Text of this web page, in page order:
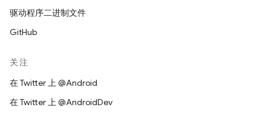
驱动程序二进制文件
GitHub
关注
在 Twitter 上 @Android
在 Twitter 上 @AndroidDev